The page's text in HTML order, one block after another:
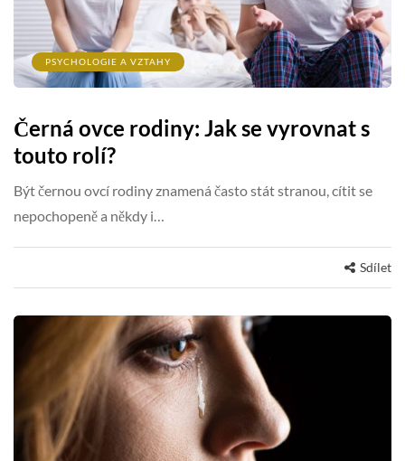
PSYCHOLOGIE A VZTAHY
Černá ovce rodiny: Jak se vyrovnat s
touto rolí?
Být černou ovcí rodiny znamená často stát stranou, cítit se
nepochopeně a někdy i…
Sdílet